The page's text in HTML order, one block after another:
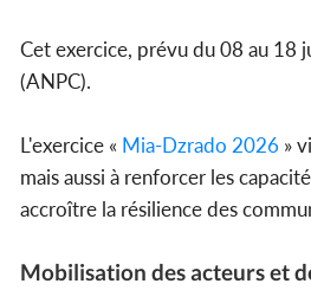
Cet exercice, prévu du 08 au 18
(ANPC).
L'exercice « Mia-Dzrado 2026 »
mais aussi à renforcer les
accroître la résilience des
Mobilisation des acteurs et